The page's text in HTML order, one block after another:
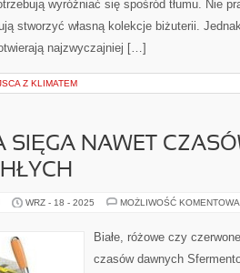
wyróżniać się spośród tłumu. Nie
stworzyć własną kolekcje biżuterii.
najzwyczajniej […]
Z KLIMATEM
SIĘGA NAWET
WRZ - 18 - 2025 MOŻLIWOŚĆ
Białe, różowe czy
czasów dawnych